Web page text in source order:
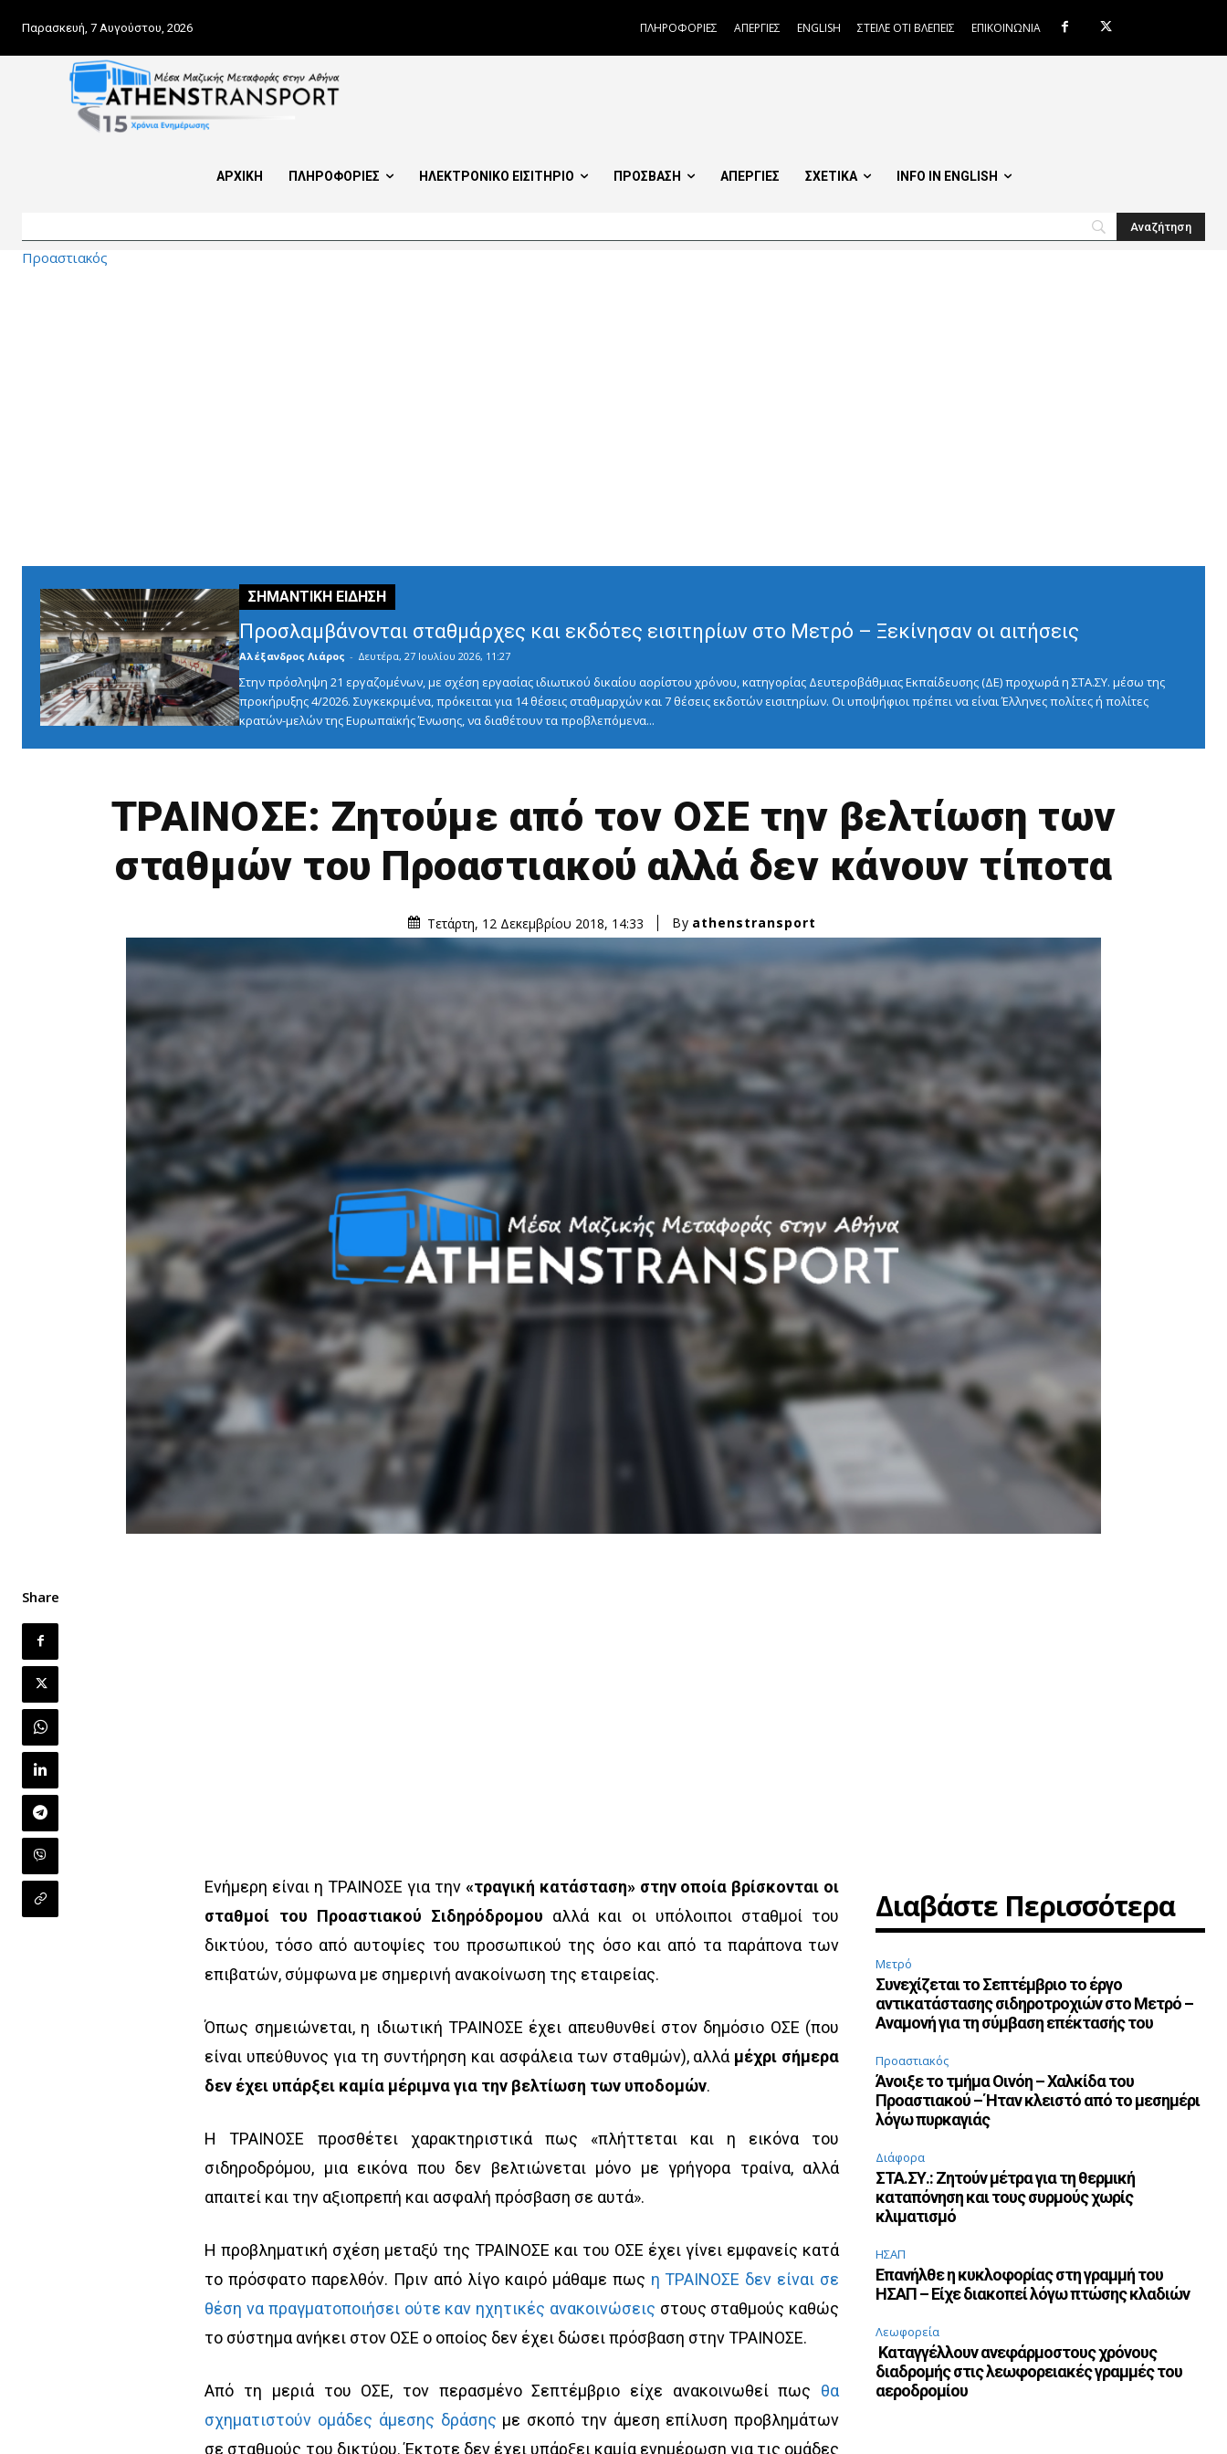
Παρασκευή, 7 Αυγούστου, 2026 ΠΛΗΡΟΦΟΡΙΕΣ ΑΠΕΡΓΙΕΣ ENGLISH ΣΤΕΙΛΕ ΟΤΙ ΒΛΕΠΕΙΣ ΕΠΙΚΟΙΝΩΝΙΑ
ΑΡΧΙΚΗ ΠΛΗΡΟΦΟΡΙΕΣ ΗΛΕΚΤΡΟΝΙΚΟ ΕΙΣΙΤΗΡΙΟ ΠΡΟΣΒΑΣΗ ΑΠΕΡΓΙΕΣ ΣΧΕΤΙΚΑ INFO IN ENGLISH
Προαστιακός
Προσλαμβάνονται σταθμάρχες και εκδότες εισιτηρίων στο Μετρό – Ξεκίνησαν οι αιτήσεις
Αλέξανδρος Λιάρος - Δευτέρα, 27 Ιουλίου 2026, 11:27
Στην πρόσληψη 21 εργαζομένων, με σχέση εργασίας ιδιωτικού δικαίου αορίστου χρόνου, κατηγορίας Δευτεροβάθμιας Εκπαίδευσης (ΔΕ) προχωρά η ΣΤΑ.ΣΥ. μέσω της
προκήρυξης 4/2026. Συγκεκριμένα, πρόκειται για 14 θέσεις σταθμαρχών και 7 θέσεις εκδοτών εισιτηρίων. Οι υποψήφιοι πρέπει να είναι Έλληνες πολίτες ή πολίτες
κρατών-μελών της Ευρωπαϊκής Ένωσης, να διαθέτουν τα προβλεπόμενα...
ΤΡΑΙΝΟΣΕ: Ζητούμε από τον ΟΣΕ την βελτίωση των
σταθμών του Προαστιακού αλλά δεν κάνουν τίποτα
Τετάρτη, 12 Δεκεμβρίου 2018, 14:33 By athenstransport
Share
Ενήμερη είναι η ΤΡΑΙΝΟΣΕ για την «τραγική κατάσταση» στην οποία βρίσκονται οι
σταθμοί του Προαστιακού Σιδηρόδρομου αλλά και οι υπόλοιποι σταθμοί του
δικτύου, τόσο από αυτοψίες του προσωπικού της όσο και από τα παράπονα των
επιβατών, σύμφωνα με σημερινή ανακοίνωση της εταιρείας.
Όπως σημειώνεται, η ιδιωτική ΤΡΑΙΝΟΣΕ έχει απευθυνθεί στον δημόσιο ΟΣΕ (που
είναι υπεύθυνος για τη συντήρηση και ασφάλεια των σταθμών), αλλά μέχρι σήμερα
δεν έχει υπάρξει καμία μέριμνα για την βελτίωση των υποδομών.
Η ΤΡΑΙΝΟΣΕ προσθέτει χαρακτηριστικά πως «πλήττεται και η εικόνα του
σιδηροδρόμου, μια εικόνα που δεν βελτιώνεται μόνο με γρήγορα τραίνα, αλλά
απαιτεί και την αξιοπρεπή και ασφαλή πρόσβαση σε αυτά».
Η προβληματική σχέση μεταξύ της ΤΡΑΙΝΟΣΕ και του ΟΣΕ έχει γίνει εμφανείς κατά
το πρόσφατο παρελθόν. Πριν από λίγο καιρό μάθαμε πως η ΤΡΑΙΝΟΣΕ δεν είναι σε
θέση να πραγματοποιήσει ούτε καν ηχητικές ανακοινώσεις στους σταθμούς καθώς
το σύστημα ανήκει στον ΟΣΕ ο οποίoς δεν έχει δώσει πρόσβαση στην ΤΡΑΙΝΟΣΕ.
Από τη μεριά του ΟΣΕ, τον περασμένο Σεπτέμβριο είχε ανακοινωθεί πως θα
σχηματιστούν ομάδες άμεσης δράσης με σκοπό την άμεση επίλυση προβλημάτων
σε σταθμούς του δικτύου. Έκτοτε δεν έχει υπάρξει καμία ενημέρωση για τις ομάδες
Διαβάστε Περισσότερα
Μετρό
Συνεχίζεται το Σεπτέμβριο το έργο
αντικατάστασης σιδηροτροχιών στο Μετρό –
Αναμονή για τη σύμβαση επέκτασής του
Προαστιακός
Άνοιξε το τμήμα Οινόη – Χαλκίδα του
Προαστιακού – Ήταν κλειστό από το μεσημέρι
λόγω πυρκαγιάς
Διάφορα
ΣΤΑ.ΣΥ.: Ζητούν μέτρα για τη θερμική
καταπόνηση και τους συρμούς χωρίς
κλιματισμό
ΗΣΑΠ
Επανήλθε η κυκλοφορίας στη γραμμή του
ΗΣΑΠ – Είχε διακοπεί λόγω πτώσης κλαδιών
Λεωφορεία
Καταγγέλλουν ανεφάρμοστους χρόνους
διαδρομής στις λεωφορειακές γραμμές του
αεροδρομίου